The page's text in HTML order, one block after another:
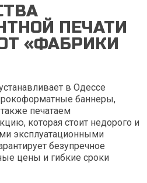
ПЕЧАТИ
«ФАБРИКИ
в Одессе
баннеры,
печатаем
которая стоит недорого и
эксплуатационными
безупречное
цены и гибкие сроки